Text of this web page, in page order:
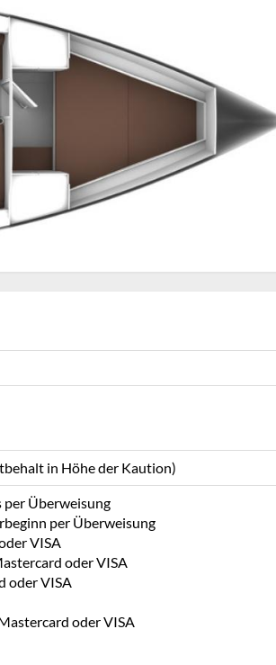
in Höhe der Kaution)
per Überweisung
per Überweisung
VISA
oder VISA
oder VISA
oder VISA